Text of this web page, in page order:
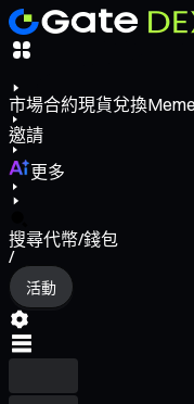
市場合約現貨兌換Meme
邀請
更多
搜尋代幣/錢包
/
活動